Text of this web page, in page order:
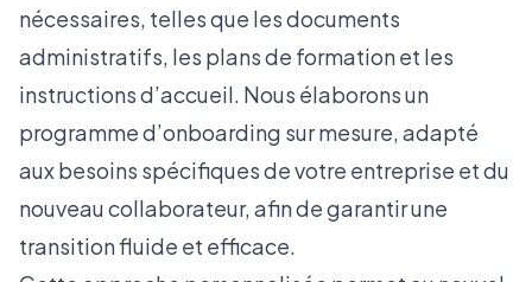
nécessaires, telles que les documents
administratifs, les plans de formation et les
instructions d’accueil. Nous élaborons un
programme d’onboarding sur mesure, adapté
aux besoins spécifiques de votre entreprise et du
nouveau collaborateur, afin de garantir une
transition fluide et efficace.